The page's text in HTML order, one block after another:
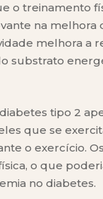
o treinamento
na
melhora a
substrato
tipo 2
que se
o exercício.
o que
no diabetes.